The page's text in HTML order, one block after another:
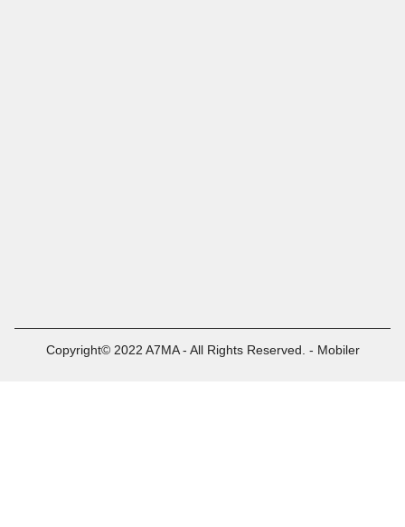
Copyright© 2022 A7MA - All Rights Reserved. - Mobiler